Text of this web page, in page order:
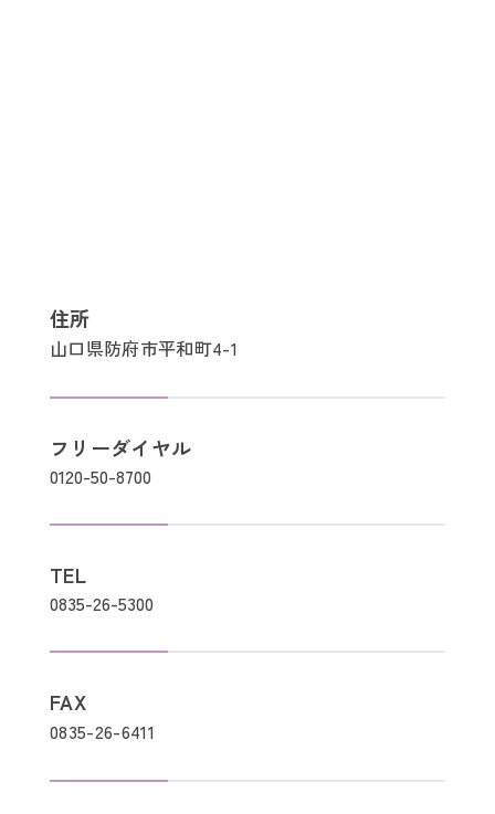
住所
山口県防府市平和町4-1
フリーダイヤル
0120-50-8700
TEL
0835-26-5300
FAX
0835-26-6411